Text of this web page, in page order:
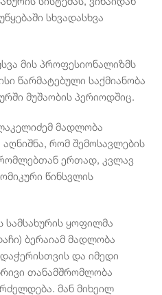
სხვადასხვა
მის პროფესიონალიზმს
წარმატებული საქმიანობა
მუშაობის პერიოდშიც.
მადლობა
რომ შემოსავლების
ერთად, კვლავ
წინსვლის
სამსახურის ყოფილმა
ბერაიამ მადლობა
და იმედი
თანამშრომლობა
მან მიხეილ